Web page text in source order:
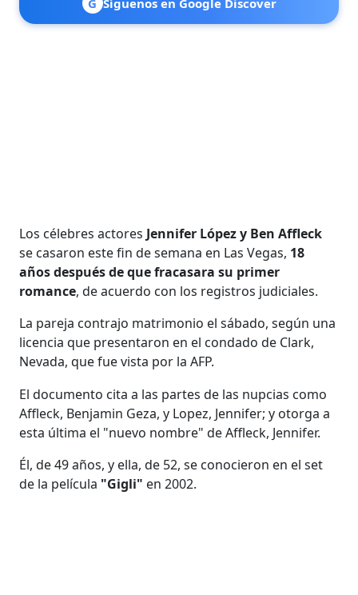
Los célebres actores Jennifer López y Ben Affleck
se casaron este fin de semana en Las Vegas, 18
años después de que fracasara su primer
romance, de acuerdo con los registros judiciales.
La pareja contrajo matrimonio el sábado, según una
licencia que presentaron en el condado de Clark,
Nevada, que fue vista por la AFP.
El documento cita a las partes de las nupcias como
Affleck, Benjamin Geza, y Lopez, Jennifer; y otorga a
esta última el "nuevo nombre" de Affleck, Jennifer.
Él, de 49 años, y ella, de 52, se conocieron en el set
de la película "Gigli" en 2002.